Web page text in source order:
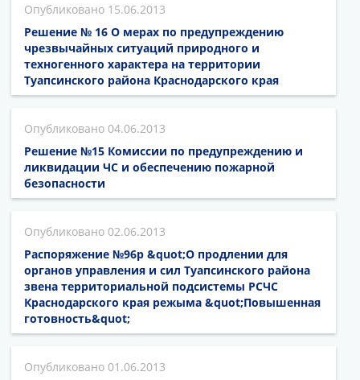
Документы
15.06.2013
Решение № 16 О мерах по предупреждению
чрезвычайных ситуаций природного и
техногенного характера на территории
Туапсинского района Краснодарского края
04.06.2013
Решение №15 Комиссии по предупреждению и
ликвидации ЧС и обеспечению пожарной
безопасности
02.06.2013
Распоряжение №96р &quot;О продлении для
органов управления и сил Туапсинского района
звена территориальной подсистемы РСЧС
Краснодарского края режыма &quot;Повышенная
готовность&quot;
01.06.2013